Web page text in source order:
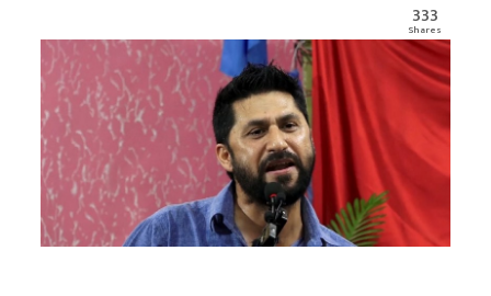
333
Shares